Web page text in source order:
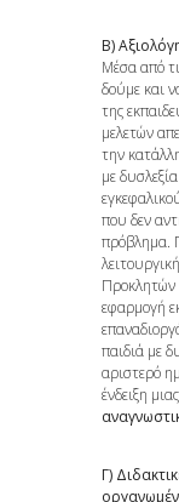
Β)
Μέσα από
δούμε και
της
μελετών
την
με
που δεν
πρόβλημα.
Προκλητών
εφαρμογή
παιδιά με
αριστερό
ένδειξη
Γ)